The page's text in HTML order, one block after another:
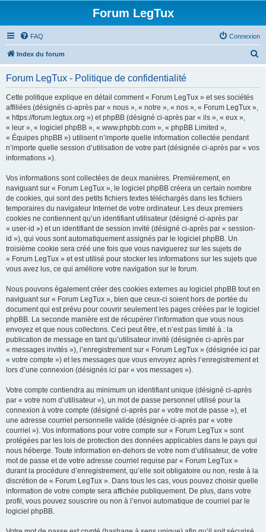
Forum LegTux
FAQ Connexion
Index du forum
Forum LegTux - Politique de confidentialité
Cette politique explique en détail comment « Forum LegTux » et ses sociétés
affiliées (désignés ci-après par « nous », « notre », « nos », « Forum LegTux »,
« https://forum.legtux.org ») et phpBB (désigné ci-après par « ils », « eux »,
« leur », « logiciel phpBB », « www.phpbb.com », « phpBB Limited »,
« Équipes phpBB ») utilisent n’importe quelle information collectée pendant
n’importe quelle session d’utilisation de votre part (désignée ci-après par « vos
informations »).
Vos informations sont collectées de deux manières. Premièrement, en
naviguant sur « Forum LegTux », le logiciel phpBB créera un certain nombre
de cookies, qui sont des petits fichiers textes téléchargés dans les fichiers
temporaires du navigateur Internet de votre ordinateur. Les deux premiers
cookies ne contiennent qu’un identifiant utilisateur (désigné ci-après par
« user-id ») et un identifiant de session invité (désigné ci-après par « session-
id »), qui vous sont automatiquement assignés par le logiciel phpBB. Un
troisième cookie sera créé une fois que vous naviguerez sur les sujets de
« Forum LegTux » et est utilisé pour stocker les informations sur les sujets que
vous avez lus, ce qui améliore votre navigation sur le forum.
Nous pouvons également créer des cookies externes au logiciel phpBB tout en
naviguant sur « Forum LegTux », bien que ceux-ci soient hors de portée du
document qui est prévu pour couvrir seulement les pages créées par le logiciel
phpBB. La seconde manière est de récupérer l’information que vous nous
envoyez et que nous collectons. Ceci peut être, et n’est pas limité à : la
publication de message en tant qu’utilisateur invité (désignée ci-après par
« messages invités »), l’enregistrement sur « Forum LegTux » (désignée ici par
« votre compte ») et les messages que vous envoyez après l’enregistrement et
lors d’une connexion (désignés ici par « vos messages »).
Votre compte contiendra au minimum un identifiant unique (désigné ci-après
par « votre nom d’utilisateur »), un mot de passe personnel utilisé pour la
connexion à votre compte (désigné ci-après par « votre mot de passe »), et
une adresse courriel personnelle valide (désignée ci-après par « votre
courriel »). Vos informations pour votre compte sur « Forum LegTux » sont
protégées par les lois de protection des données applicables dans le pays qui
nous héberge. Toute information en-dehors de votre nom d’utilisateur, de votre
mot de passe et de votre adresse courriel requise par « Forum LegTux »
durant la procédure d’enregistrement, qu’elle soit obligatoire ou non, reste à la
discrétion de « Forum LegTux ». Dans tous les cas, vous pouvez choisir quelle
information de votre compte sera affichée publiquement. De plus, dans votre
profil, vous pouvez souscrire ou non à l’envoi automatique de courriel par le
logiciel phpBB.